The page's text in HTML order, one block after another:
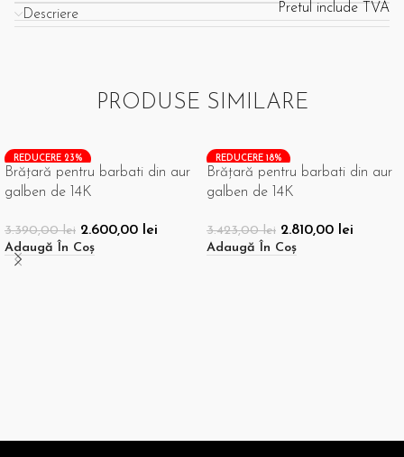
Pretul include TVA
Descriere
PRODUSE SIMILARE
REDUCERE 23%
Brățară pentru barbati din aur
galben de 14K
3.390,00lei 2.600,00 lei
Adaugă În Coș
REDUCERE 18%
Brățară pentru barbati din aur
galben de 14K
3.423,00lei 2.810,00 lei
Adaugă În Coș